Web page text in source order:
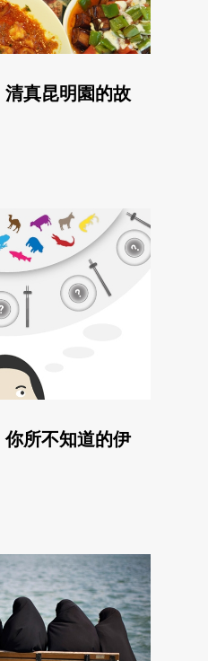
清真昆明園的故
你所不知道的伊